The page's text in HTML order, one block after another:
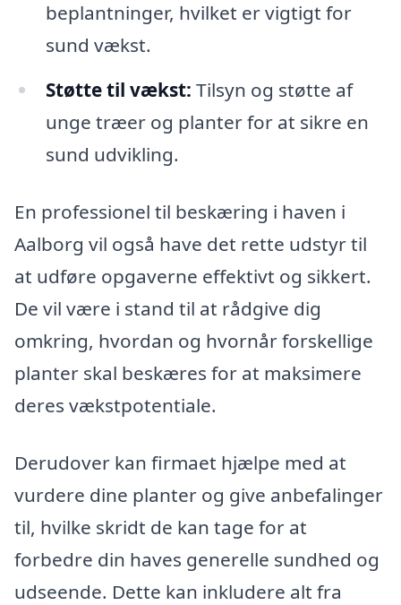
beplantninger, hvilket er vigtigt for
sund vækst.
Støtte til vækst: Tilsyn og støtte af
unge træer og planter for at sikre en
sund udvikling.
En professionel til beskæring i haven i
Aalborg vil også have det rette udstyr til
at udføre opgaverne effektivt og sikkert.
De vil være i stand til at rådgive dig
omkring, hvordan og hvornår forskellige
planter skal beskæres for at maksimere
deres vækstpotentiale.
Derudover kan firmaet hjælpe med at
vurdere dine planter og give anbefalinger
til, hvilke skridt de kan tage for at
forbedre din haves generelle sundhed og
udseende. Dette kan inkludere alt fra